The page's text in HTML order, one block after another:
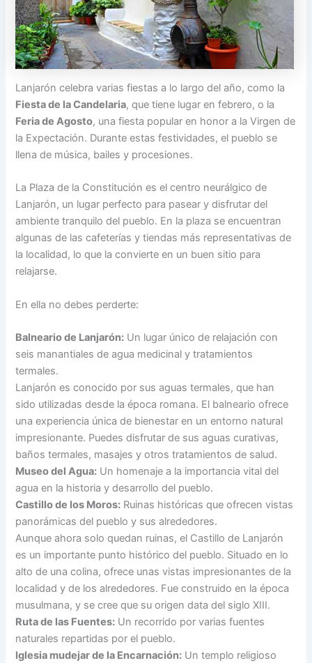
Lanjarón celebra varias fiestas a lo largo del año, como la
Fiesta de la Candelaria, que tiene lugar en febrero, o la
Feria de Agosto, una fiesta popular en honor a la Virgen de
la Expectación. Durante estas festividades, el pueblo se
llena de música, bailes y procesiones.
La Plaza de la Constitución es el centro neurálgico de
Lanjarón, un lugar perfecto para pasear y disfrutar del
ambiente tranquilo del pueblo. En la plaza se encuentran
algunas de las cafeterías y tiendas más representativas de
la localidad, lo que la convierte en un buen sitio para
relajarse.
En ella no debes perderte:
Balneario de Lanjarón: Un lugar único de relajación con
seis manantiales de agua medicinal y tratamientos
termales.
Lanjarón es conocido por sus aguas termales, que han
sido utilizadas desde la época romana. El balneario ofrece
una experiencia única de bienestar en un entorno natural
impresionante. Puedes disfrutar de sus aguas curativas,
baños termales, masajes y otros tratamientos de salud.
Museo del Agua: Un homenaje a la importancia vital del
agua en la historia y desarrollo del pueblo.
Castillo de los Moros: Ruinas históricas que ofrecen vistas
panorámicas del pueblo y sus alrededores.
Aunque ahora solo quedan ruinas, el Castillo de Lanjarón
es un importante punto histórico del pueblo. Situado en lo
alto de una colina, ofrece unas vistas impresionantes de la
localidad y de los alrededores. Fue construido en la época
musulmana, y se cree que su origen data del siglo XIII.
Ruta de las Fuentes: Un recorrido por varias fuentes
naturales repartidas por el pueblo.
Iglesia mudejar de la Encarnación: Un templo religioso